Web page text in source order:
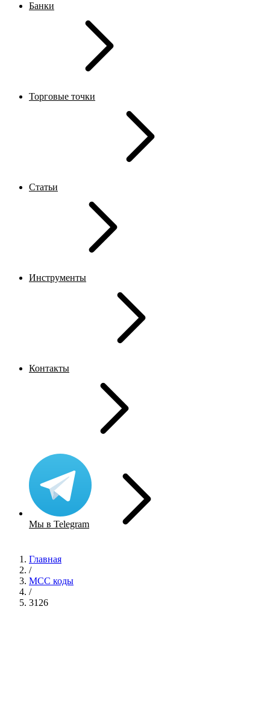
Банки
Торговые точки
Статьи
Инструменты
Контакты
Мы в Telegram
Главная
/
MCC коды
/
3126